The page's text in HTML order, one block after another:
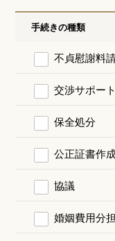
手続きの種類
不貞慰謝料
交渉サポート
保全処分
公正証書作
協議
婚姻費用分